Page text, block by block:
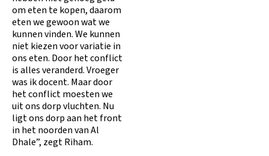
om eten te kopen, daarom
eten we gewoon wat we
kunnen vinden. We kunnen
niet kiezen voor variatie in
ons eten. Door het conflict
is alles veranderd. Vroeger
was ik docent. Maar door
het conflict moesten we
uit ons dorp vluchten. Nu
ligt ons dorp aan het front
in het noorden van Al
Dhale”, zegt Riham.